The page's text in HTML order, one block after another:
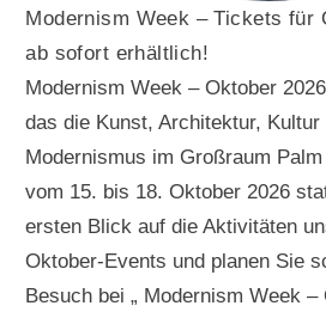
Modernism Week – Tickets für
ab sofort erhältlich!
Modernism Week – Oktober
das die Kunst, Architektur, Kultur
Modernismus im Großraum
vom 15. bis 18. Oktober 2026
ersten Blick auf die Aktivitäten
Oktober-Events und planen Sie
Besuch bei „ Modernism Week –